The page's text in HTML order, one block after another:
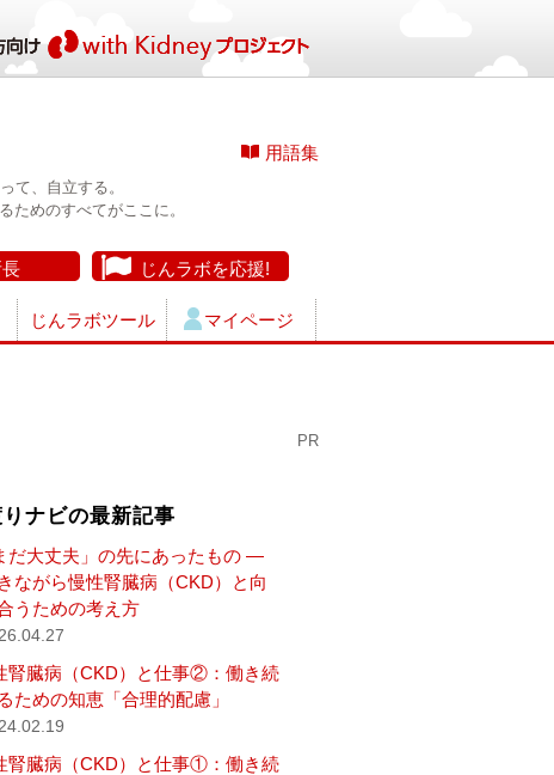
用語集
て、自立する。
ためのすべてがここに。
じんラボを応援!
じんラボツール マイページ
PR
ナビの最新記事
だ大丈夫」の先にあったもの ―
ながら慢性腎臓病（CKD）と向
うための考え方
腎臓病（CKD）と仕事②：働き続
ための知恵「合理的配慮」
腎臓病（CKD）と仕事①：働き続